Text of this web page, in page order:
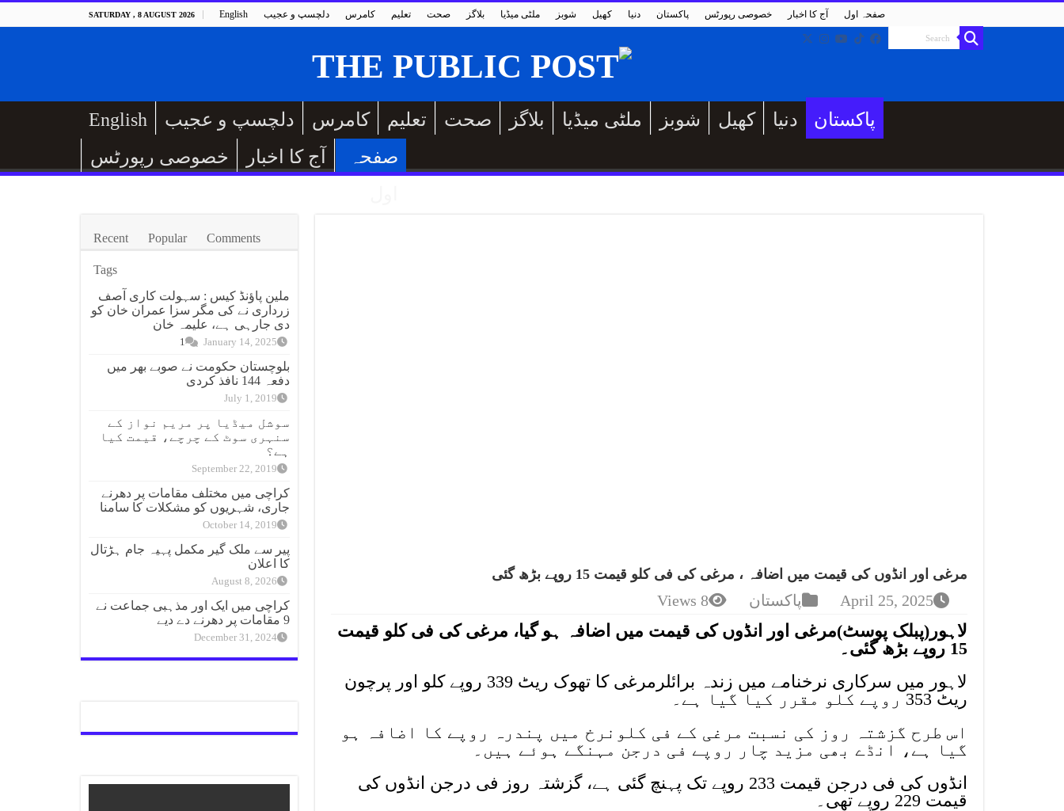
SATURDAY , 8 AUGUST 2026 English دلچسپ و عجیب کامرس تعلیم صحت بلاگز ملٹی میڈیا شوبز کھیل دنیا پاکستان خصوصی رپورٹس آج کا اخبار صفحہ اول
English دلچسپ و عجیب کامرس تعلیم صحت بلاگز ملٹی میڈیا شوبز کھیل دنیا
پاکستان
خصوصی رپورٹس
آج کا اخبار
صفحہ
مرغی اور انڈوں کی قیمت میں اضافہ ، مرغی کی فی کلو قیمت 15 روپے بڑھ گئی
April 25, 2025 پاکستان 8 Views
لاہور(پبلک پوسٹ)مرغی اور انڈوں کی قیمت میں اضافہ ہو گیا، مرغی کی فی کلو قیمت
15 روپے بڑھ گئی۔
لاہور میں سرکاری نرخنامے میں زندہ برائلرمرغی کا تھوک ریٹ 339 روپے کلو اور پرچون
ریٹ 353 روپے کلو مقرر کیا گیا ہے۔
اس طرح گزشتہ روز کی نسبت مرغی کے فی کلونرخ میں پندرہ روپے کا اضافہ ہو
گیا ہے، انڈے بھی مزید چار روپے فی درجن مہنگے ہوئے ہیں۔
انڈوں کی فی درجن قیمت 233 روپے تک پہنچ گئی ہے، گزشتہ روز فی درجن انڈوں کی
قیمت 229 روپے تھی۔
Recent Popular Comments
Tags
ملین پاؤنڈ کیس : سہولت کاری آصف
زرداری نے کی مگر سزا عمران خان کو
دی جارہی ہے، علیمہ خان
January 14, 2025
1
بلوچستان حکومت نے صوبے بھر میں
دفعہ 144 نافذ کردی
July 1, 2019
سوشل میڈیا پر مریم نواز کے
سنہری سوٹ کے چرچے، قیمت کیا
ہے؟
September 22, 2019
کراچی میں مختلف مقامات پر دھرنے
جاری، شہریوں کو مشکلات کا سامنا
October 14, 2019
پیر سے ملک گیر مکمل پہیہ جام ہڑتال
کا اعلان
August 8, 2026
کراچی میں ایک اور مذہبی جماعت نے
9 مقامات پر دھرنے دے دیے
December 31, 2024